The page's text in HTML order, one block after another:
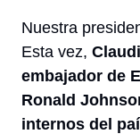
Nuestra
Esta vez,
embajador de
Ronald
internos del